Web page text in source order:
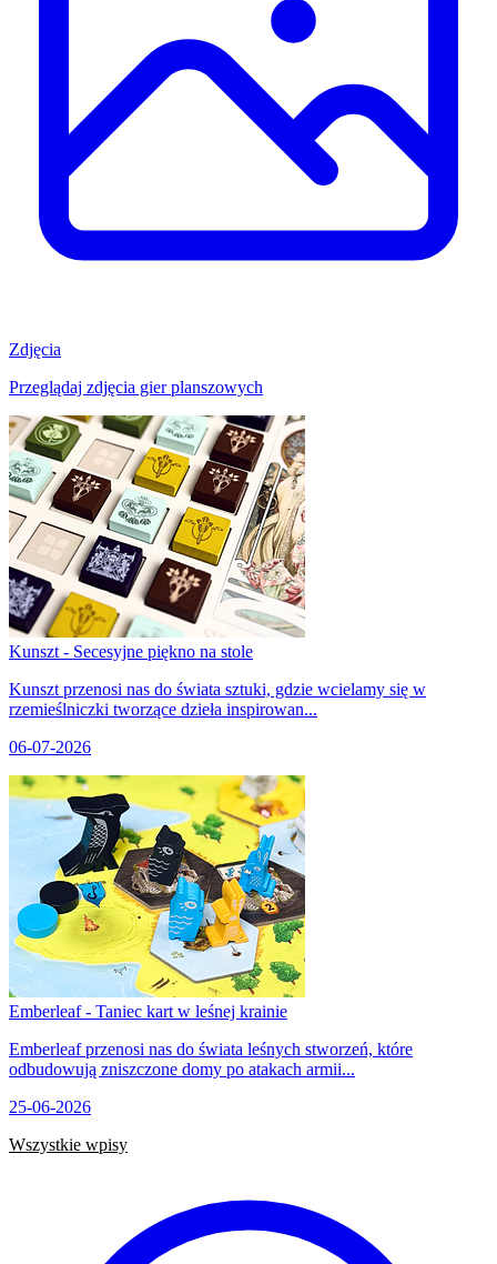
Zdjęcia
Przeglądaj zdjęcia gier planszowych
Kunszt - Secesyjne piękno na stole
Kunszt przenosi nas do świata sztuki, gdzie wcielamy się w
rzemieślniczki tworzące dzieła inspirowan...
06-07-2026
Emberleaf - Taniec kart w leśnej krainie
Emberleaf przenosi nas do świata leśnych stworzeń, które
odbudowują zniszczone domy po atakach armii...
25-06-2026
Wszystkie wpisy